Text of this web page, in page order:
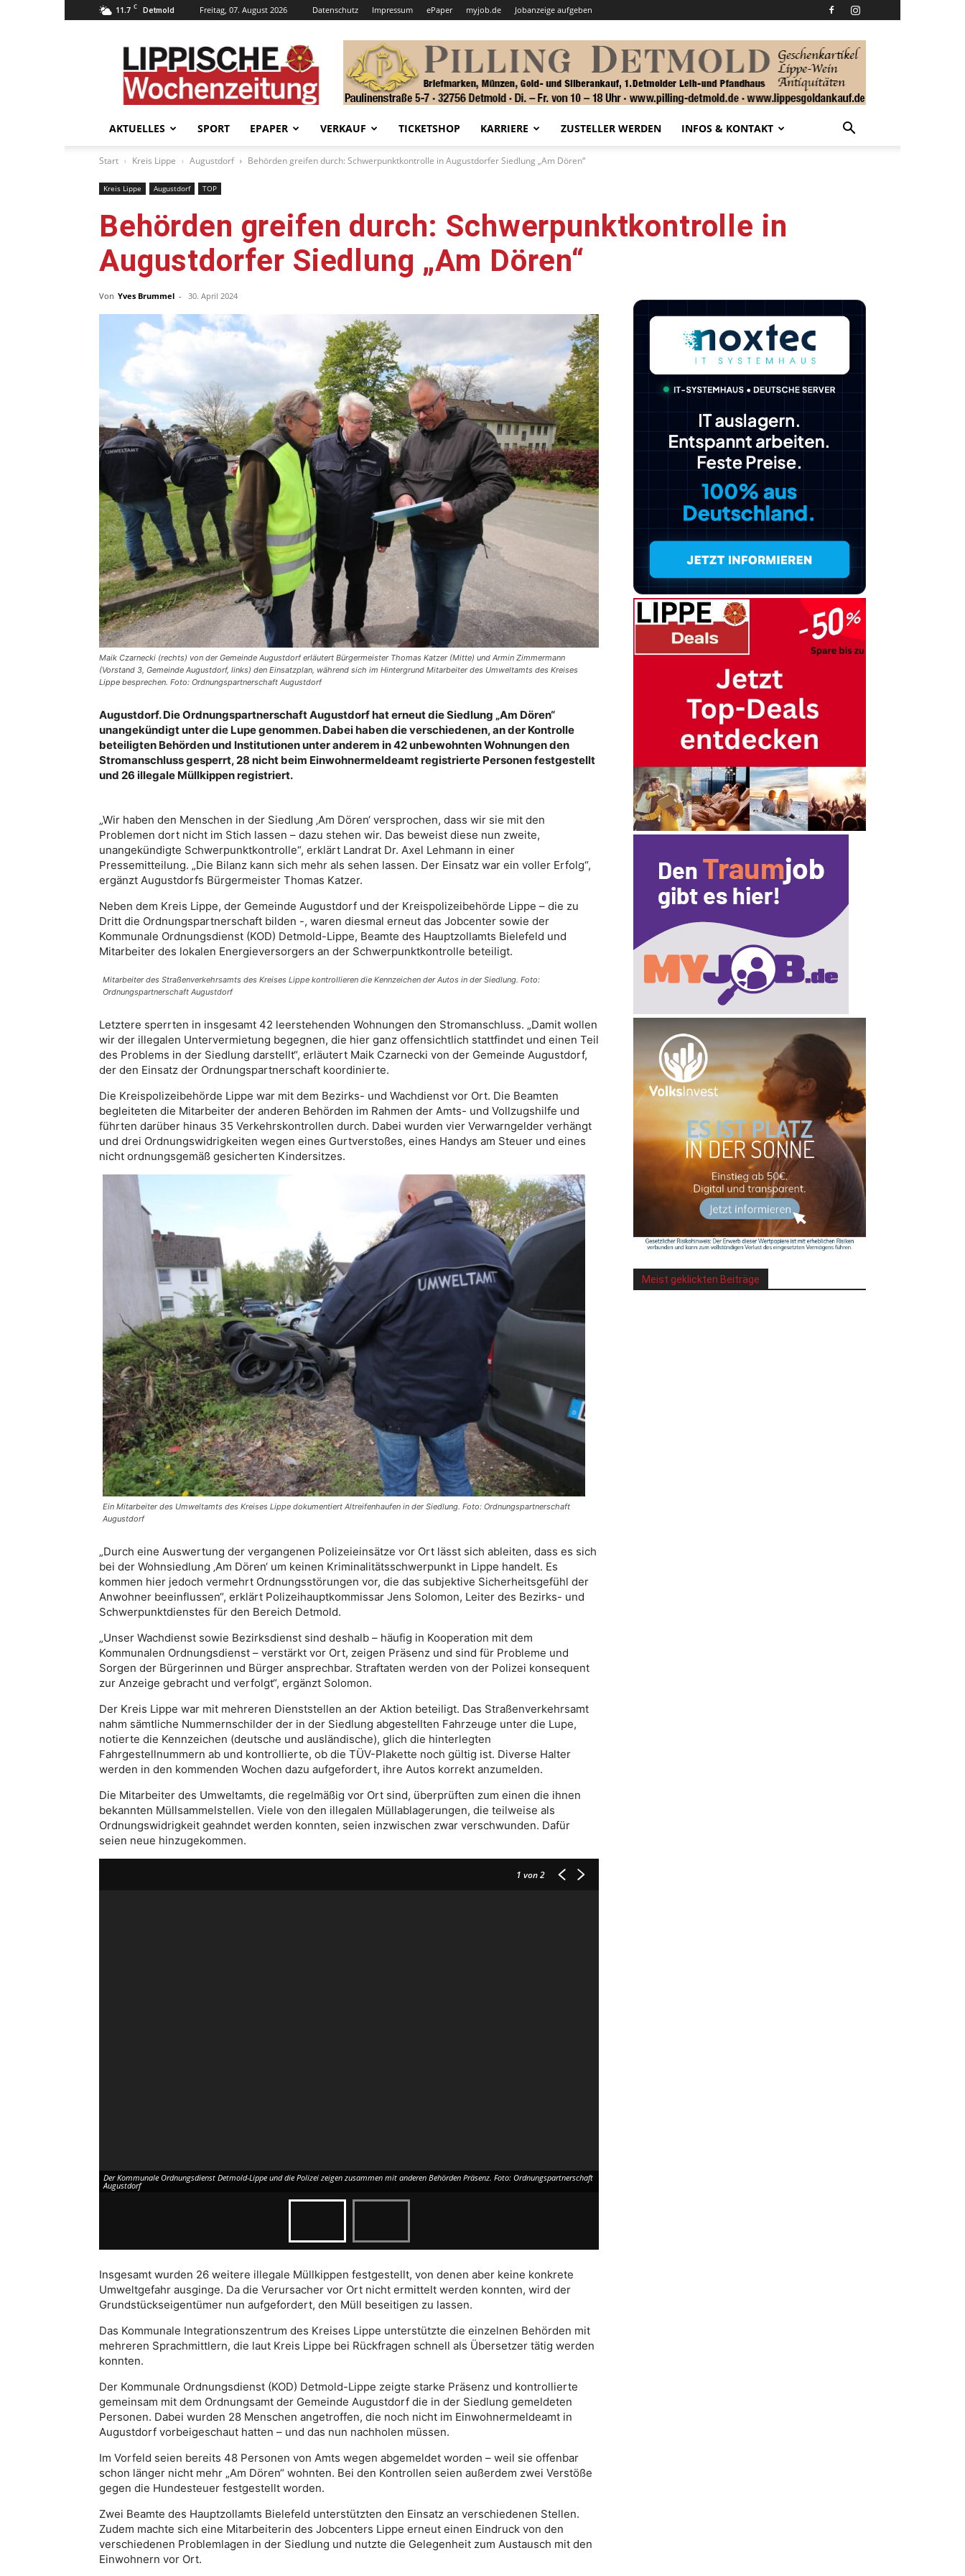
11.7 C Detmold Freitag, 07. August 2026 Datenschutz Impressum ePaper myjob.de Jobanzeige aufgeben
Lippische
Wochenzeitung
–
LWZ24.de
AKTUELLES SPORT EPAPER VERKAUF TICKETSHOP KARRIERE ZUSTELLER WERDEN INFOS & KONTAKT
Start Kreis Lippe Augustdorf Behörden greifen durch: Schwerpunktkontrolle in Augustdorfer Siedlung „Am Dören“
Kreis Lippe Augustdorf TOP
Behörden greifen durch: Schwerpunktkontrolle in
Augustdorfer Siedlung „Am Dören“
Von Yves Brummel - 30. April 2024
Maik Czarnecki (rechts) von der Gemeinde Augustdorf erläutert Bürgermeister Thomas Katzer (Mitte) und Armin Zimmermann
(Vorstand 3, Gemeinde Augustdorf, links) den Einsatzplan, während sich im Hintergrund Mitarbeiter des Umweltamts des Kreises
Lippe besprechen. Foto: Ordnungspartnerschaft Augustdorf
Augustdorf. Die Ordnungspartnerschaft Augustdorf hat erneut die Siedlung „Am Dören“
unangekündigt unter die Lupe genommen. Dabei haben die verschiedenen, an der Kontrolle
beteiligten Behörden und Institutionen unter anderem in 42 unbewohnten Wohnungen den
Stromanschluss gesperrt, 28 nicht beim Einwohnermeldeamt registrierte Personen festgestellt
und 26 illegale Müllkippen registriert.
„Wir haben den Menschen in der Siedlung ‚Am Dören‘ versprochen, dass wir sie mit den
Problemen dort nicht im Stich lassen – dazu stehen wir. Das beweist diese nun zweite,
unangekündigte Schwerpunktkontrolle“, erklärt Landrat Dr. Axel Lehmann in einer
Pressemitteilung. „Die Bilanz kann sich mehr als sehen lassen. Der Einsatz war ein voller Erfolg“,
ergänzt Augustdorfs Bürgermeister Thomas Katzer.
Neben dem Kreis Lippe, der Gemeinde Augustdorf und der Kreispolizeibehörde Lippe – die zu
Dritt die Ordnungspartnerschaft bilden -, waren diesmal erneut das Jobcenter sowie der
Kommunale Ordnungsdienst (KOD) Detmold-Lippe, Beamte des Hauptzollamts Bielefeld und
Mitarbeiter des lokalen Energieversorgers an der Schwerpunktkontrolle beteiligt.
Mitarbeiter des Straßenverkehrsamts des Kreises Lippe kontrollieren die Kennzeichen der Autos in der Siedlung. Foto:
Ordnungspartnerschaft Augustdorf
Letztere sperrten in insgesamt 42 leerstehenden Wohnungen den Stromanschluss. „Damit wollen
wir der illegalen Untervermietung begegnen, die hier ganz offensichtlich stattfindet und einen Teil
des Problems in der Siedlung darstellt“, erläutert Maik Czarnecki von der Gemeinde Augustdorf,
der den Einsatz der Ordnungspartnerschaft koordinierte.
Die Kreispolizeibehörde Lippe war mit dem Bezirks- und Wachdienst vor Ort. Die Beamten
begleiteten die Mitarbeiter der anderen Behörden im Rahmen der Amts- und Vollzugshilfe und
führten darüber hinaus 35 Verkehrskontrollen durch. Dabei wurden vier Verwarngelder verhängt
und drei Ordnungswidrigkeiten wegen eines Gurtverstoßes, eines Handys am Steuer und eines
nicht ordnungsgemäß gesicherten Kindersitzes.
Ein Mitarbeiter des Umweltamts des Kreises Lippe dokumentiert Altreifenhaufen in der Siedlung. Foto: Ordnungspartnerschaft
Augustdorf
„Durch eine Auswertung der vergangenen Polizeieinsätze vor Ort lässt sich ableiten, dass es sich
bei der Wohnsiedlung ‚Am Dören‘ um keinen Kriminalitätsschwerpunkt in Lippe handelt. Es
kommen hier jedoch vermehrt Ordnungsstörungen vor, die das subjektive Sicherheitsgefühl der
Anwohner beeinflussen“, erklärt Polizeihauptkommissar Jens Solomon, Leiter des Bezirks- und
Schwerpunktdienstes für den Bereich Detmold.
„Unser Wachdienst sowie Bezirksdienst sind deshalb – häufig in Kooperation mit dem
Kommunalen Ordnungsdienst – verstärkt vor Ort, zeigen Präsenz und sind für Probleme und
Sorgen der Bürgerinnen und Bürger ansprechbar. Straftaten werden von der Polizei konsequent
zur Anzeige gebracht und verfolgt“, ergänzt Solomon.
Der Kreis Lippe war mit mehreren Dienststellen an der Aktion beteiligt. Das Straßenverkehrsamt
nahm sämtliche Nummernschilder der in der Siedlung abgestellten Fahrzeuge unter die Lupe,
notierte die Kennzeichen (deutsche und ausländische), glich die hinterlegten
Fahrgestellnummern ab und kontrollierte, ob die TÜV-Plakette noch gültig ist. Diverse Halter
werden in den kommenden Wochen dazu aufgefordert, ihre Autos korrekt anzumelden.
Die Mitarbeiter des Umweltamts, die regelmäßig vor Ort sind, überprüften zum einen die ihnen
bekannten Müllsammelstellen. Viele von den illegalen Müllablagerungen, die teilweise als
Ordnungswidrigkeit geahndet werden konnten, seien inzwischen zwar verschwunden. Dafür
seien neue hinzugekommen.
1 von 2
Der Kommunale Ordnungsdienst Detmold-Lippe und die Polizei zeigen zusammen mit anderen Behörden Präsenz. Foto: Ordnungspartnerschaft
Augustdorf
Insgesamt wurden 26 weitere illegale Müllkippen festgestellt, von denen aber keine konkrete
Umweltgefahr ausginge. Da die Verursacher vor Ort nicht ermittelt werden konnten, wird der
Grundstückseigentümer nun aufgefordert, den Müll beseitigen zu lassen.
Das Kommunale Integrationszentrum des Kreises Lippe unterstützte die einzelnen Behörden mit
mehreren Sprachmittlern, die laut Kreis Lippe bei Rückfragen schnell als Übersetzer tätig werden
konnten.
Der Kommunale Ordnungsdienst (KOD) Detmold-Lippe zeigte starke Präsenz und kontrollierte
gemeinsam mit dem Ordnungsamt der Gemeinde Augustdorf die in der Siedlung gemeldeten
Personen. Dabei wurden 28 Menschen angetroffen, die noch nicht im Einwohnermeldeamt in
Augustdorf vorbeigeschaut hatten – und das nun nachholen müssen.
Im Vorfeld seien bereits 48 Personen von Amts wegen abgemeldet worden – weil sie offenbar
schon länger nicht mehr „Am Dören“ wohnten. Bei den Kontrollen seien außerdem zwei Verstöße
gegen die Hundesteuer festgestellt worden.
Zwei Beamte des Hauptzollamts Bielefeld unterstützten den Einsatz an verschiedenen Stellen.
Zudem machte sich eine Mitarbeiterin des Jobcenters Lippe erneut einen Eindruck von den
verschiedenen Problemlagen in der Siedlung und nutzte die Gelegenheit zum Austausch mit den
Einwohnern vor Ort.
Meist geklickten Beiträge